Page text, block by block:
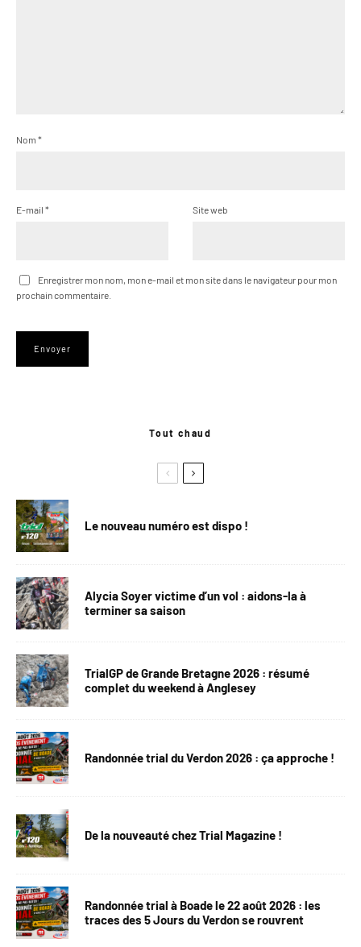
Nom *
E-mail * Site web
Enregistrer mon nom, mon e-mail et mon site dans le navigateur pour mon
prochain commentaire.
Tout chaud
Le nouveau numéro est dispo !
Alycia Soyer victime d’un vol : aidons-la à
terminer sa saison
TrialGP de Grande Bretagne 2026 : résumé
complet du weekend à Anglesey
Randonnée trial du Verdon 2026 : ça approche !
De la nouveauté chez Trial Magazine !
Randonnée trial à Boade le 22 août 2026 : les
traces des 5 Jours du Verdon se rouvrent